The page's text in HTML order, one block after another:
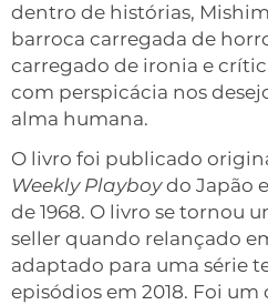
dentro de histórias,
barroca carregada de
carregado de ironia e
com perspicácia nos
alma humana.
O livro foi publicado
Weekly Playboydo Japão
de 1968. O livro se tornou
seller quando relançado
adaptado para uma série
episódios em 2018. Foi